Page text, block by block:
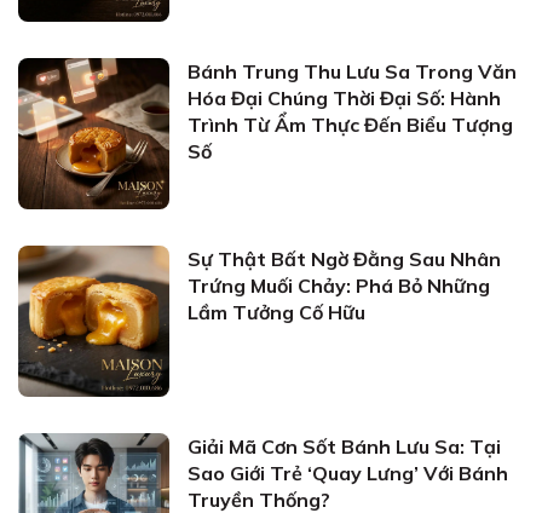
Bánh Trung Thu Lưu Sa Trong Văn
Hóa Đại Chúng Thời Đại Số: Hành
Trình Từ Ẩm Thực Đến Biểu Tượng
Số
Sự Thật Bất Ngờ Đằng Sau Nhân
Trứng Muối Chảy: Phá Bỏ Những
Lầm Tưởng Cố Hữu
Giải Mã Cơn Sốt Bánh Lưu Sa: Tại
Sao Giới Trẻ ‘Quay Lưng’ Với Bánh
Truyền Thống?